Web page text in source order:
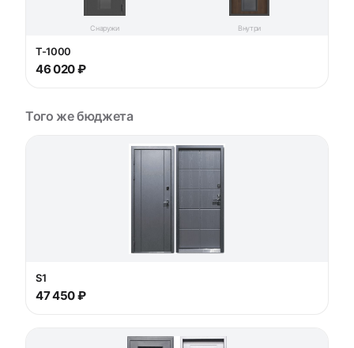
Снаружи Внутри
T-1000
46 020 ₽
Того же бюджета
S1
47 450 ₽